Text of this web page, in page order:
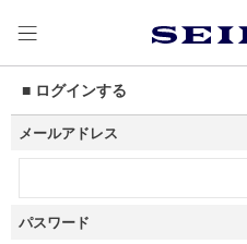
■ ログインする
メールアドレス
パスワード